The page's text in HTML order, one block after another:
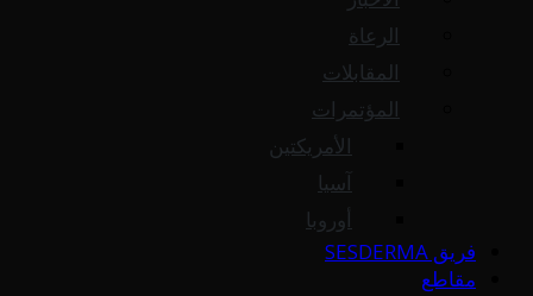
الرعاة
المقابلات
المؤتمرات
الأمريكتين
آسيا
أوروبا
فريق SESDERMA
مقاطع